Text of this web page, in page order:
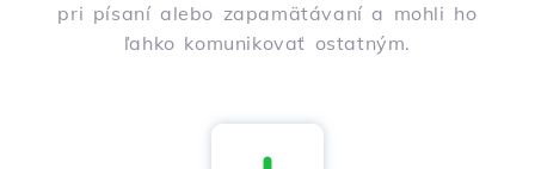
pri písaní alebo zapamätávaní a mohli ho
ľahko komunikovať ostatným.